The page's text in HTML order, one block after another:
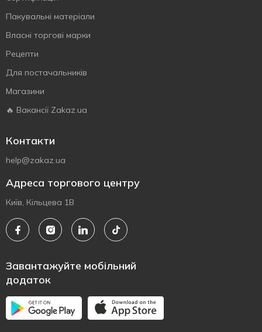
Пакувальні матеріали
Власнi торговi марки
Рецепти
Для постачальників
Магазини
🔥 Вакансії Zakaz.ua
Контакти
help@zakaz.ua
Адреса торгового центру
Київ, Кільцева 1В
Завантажуйте мобільний
додаток